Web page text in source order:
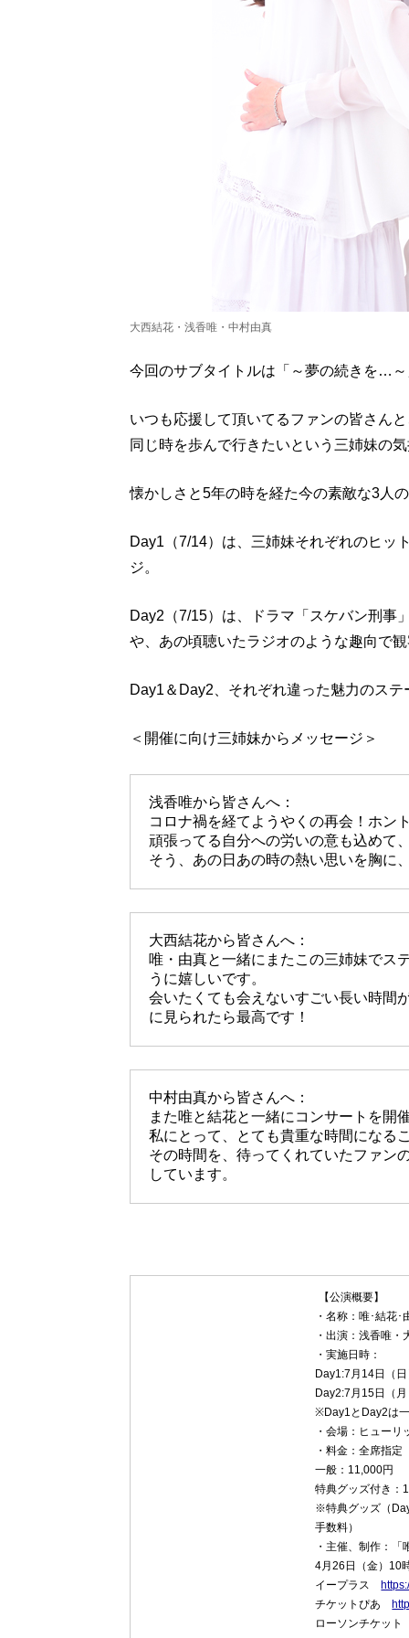
大西結花・浅香唯・中村由真
今回のサブタイトルは「～夢の続きを…
いつも応援して頂いてるファンの皆さん
同じ時を歩んで行きたいという三姉妹の
懐かしさと5年の時を経た今の素敵な3人
Day1（7/14）は、三姉妹それぞれのヒッ
ジ。
Day2（7/15）は、ドラマ「スケバン刑事
や、あの頃聴いたラジオのような趣向で
Day1＆Day2、それぞれ違った魅力のス
＜開催に向け三姉妹からメッセージ＞
浅香唯から皆さんへ：
コロナ禍を経てようやくの再会！ホン
頑張ってる自分への労いの意も込め
そう、あの日あの時の熱い思いを胸に
大西結花から皆さんへ：
唯・由真と一緒にまたこの三姉妹でス
うに嬉しいです。
会いたくても会えないすごい長い時間
に見られたら最高です！
中村由真から皆さんへ：
また唯と結花と一緒にコンサートを開
私にとって、とても貴重な時間になる
その時間を、待ってくれていたファン
しています。
【公演概要】
・名称：唯･結花
・出演：浅香唯・
・実施日時：
Day1:7月14日（
Day2:7月15日（
※Day1とDay2は
・会場：ヒュ
・料金：全席指
一般：11,000円
特典グッズ付き：
※特典グッズ（
手数料）
・主催、制作：
4月26日（金）10
イープラス
チケットぴあ
ローソンチケッ